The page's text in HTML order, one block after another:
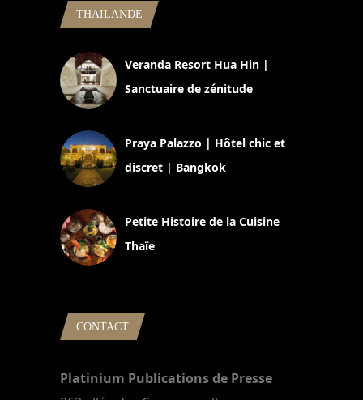
THAILANDE
Veranda Resort Hua Hin |
Sanctuaire de zénitude
Praya Palazzo | Hôtel chic et
discret | Bangkok
Petite Histoire de la Cuisine
Thaïe
CONTACT
Platinium Publications de Presse